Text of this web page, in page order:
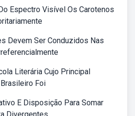
Espectro Visível Os Carotenos
Devem Ser Conduzidos Nas
Literária Cujo Principal
Foi
E Disposição Para Somar